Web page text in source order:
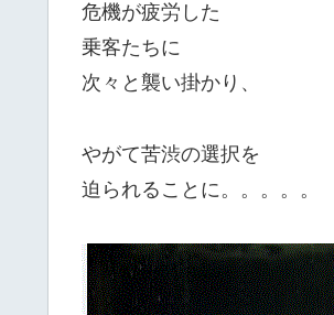
危機が疲労した
乗客たちに
次々と襲い掛かり、
やがて苦渋の選択を
迫られることに。。。。。